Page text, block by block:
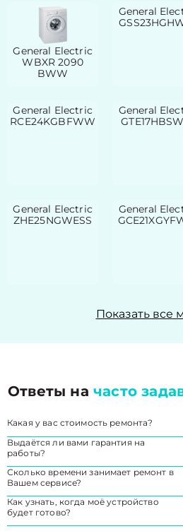
General Electric
WBXR 2090
BWW
General
General Electric
RCE24KGBFWW
General
General Electric
ZHE25NGWESS
General
Показать все
Ответы начасто
Какая у вас стоимость ремонта?
Выдаётся ли вами гарантия на
работы?
Сколько времени занимает ремонт в
Вашем сервисе?
Как узнать, когда моё устройство
будет готово?